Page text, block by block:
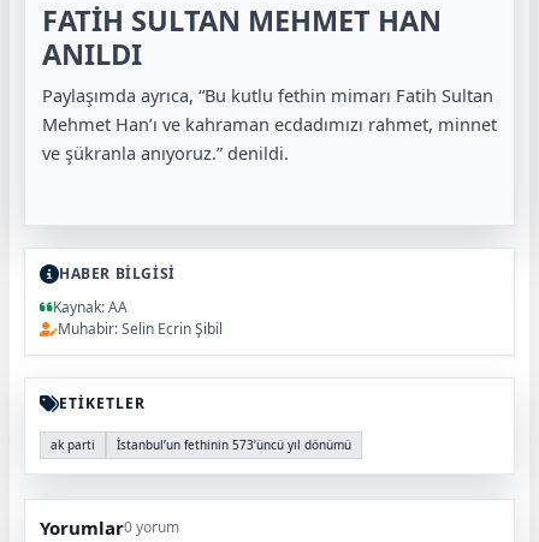
FATİH SULTAN MEHMET HAN
ANILDI
Paylaşımda ayrıca, “Bu kutlu fethin mimarı Fatih Sultan
Mehmet Han’ı ve kahraman ecdadımızı rahmet, minnet
ve şükranla anıyoruz.” denildi.
HABER BİLGİSİ
Kaynak: AA
Muhabir: Selin Ecrin Şibil
ETİKETLER
ak parti İstanbul’un fethinin 573’üncü yıl dönümü
Yorumlar0 yorum